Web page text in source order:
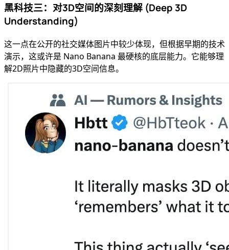
黑科技三：对3D空间的深刻理解 (Deep 3D
Understanding)
这一点在公开的社交媒体图片中较少体现，但根据早期的技术
演示，这或许是 Nano Banana 最硬核的底层能力。它能够理
解2D照片中隐藏的3D空间信息。